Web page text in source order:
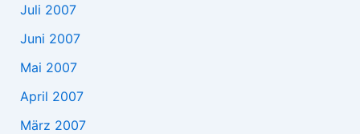
Juli 2007
Juni 2007
Mai 2007
April 2007
März 2007